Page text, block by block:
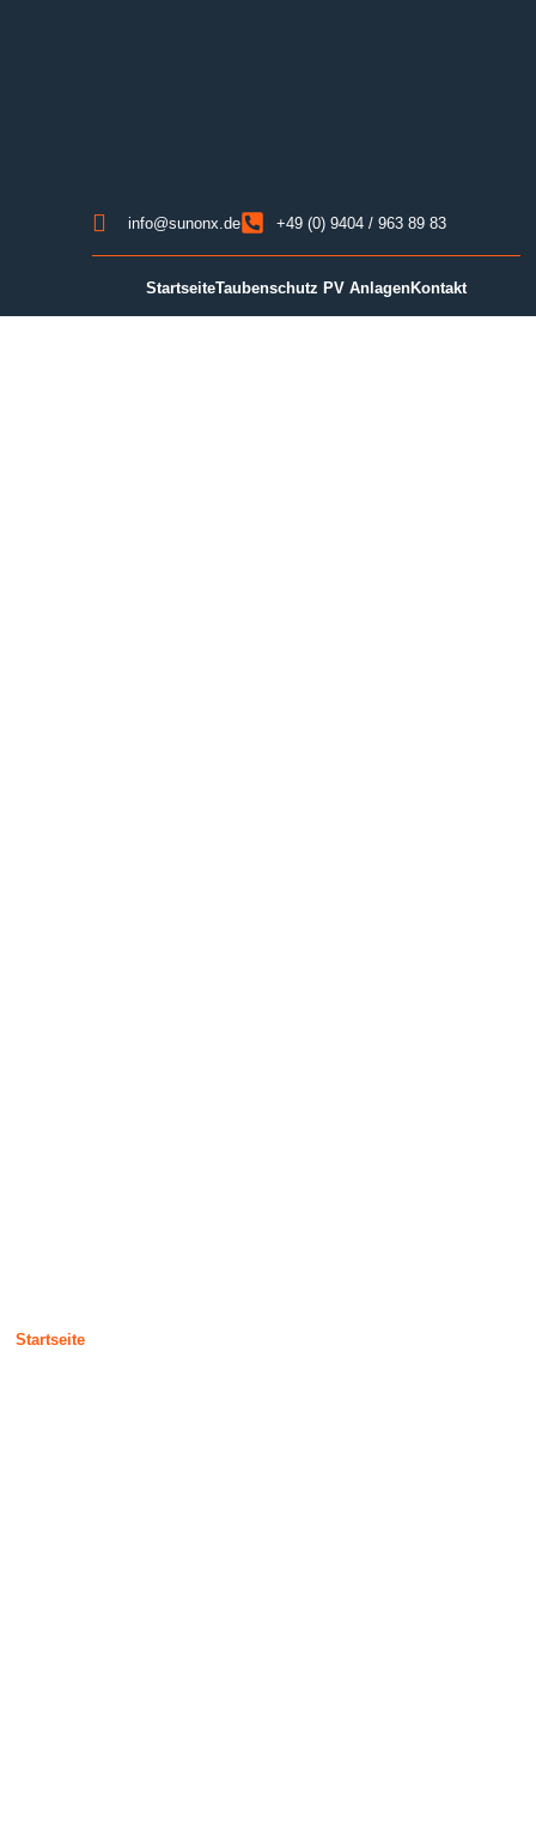
info@sunonx.de +49 (0) 9404 / 963 89 83
StartseiteTaubenschutz PV AnlagenKontakt
Startseite/ Kontakt